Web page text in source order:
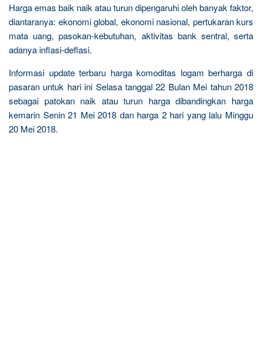
Harga emas baik naik atau turun dipengaruhi oleh banyak faktor,
diantaranya: ekonomi global, ekonomi nasional, pertukaran kurs
mata uang, pasokan-kebutuhan, aktivitas bank sentral, serta
adanya inflasi-deflasi.
Informasi update terbaru harga komoditas logam berharga di
pasaran untuk hari ini Selasa tanggal 22 Bulan Mei tahun 2018
sebagai patokan naik atau turun harga dibandingkan harga
kemarin Senin 21 Mei 2018 dan harga 2 hari yang lalu Minggu
20 Mei 2018.